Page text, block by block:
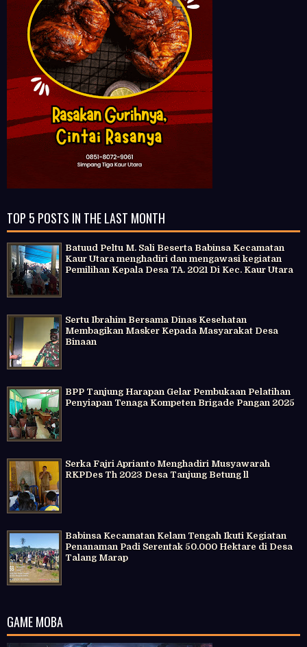
TOP 5 POSTS IN THE LAST MONTH
Batuud Peltu M. Sali Beserta Babinsa Kecamatan
Kaur Utara menghadiri dan mengawasi kegiatan
Pemilihan Kepala Desa TA. 2021 Di Kec. Kaur Utara
Sertu Ibrahim Bersama Dinas Kesehatan
Membagikan Masker Kepada Masyarakat Desa
Binaan
BPP Tanjung Harapan Gelar Pembukaan Pelatihan
Penyiapan Tenaga Kompeten Brigade Pangan 2025
Serka Fajri Aprianto Menghadiri Musyawarah
RKPDes Th 2023 Desa Tanjung Betung ll
Babinsa Kecamatan Kelam Tengah Ikuti Kegiatan
Penanaman Padi Serentak 50.000 Hektare di Desa
Talang Marap
GAME MOBA